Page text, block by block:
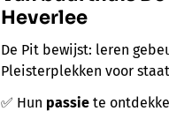
Heverlee
De Pit bewijst: leren
Pleisterplekken voor
✅ Hun passie te